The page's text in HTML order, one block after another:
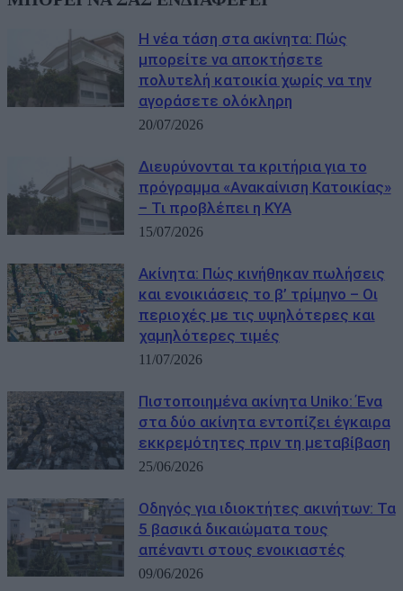
Η νέα τάση στα ακίνητα: Πώς
μπορείτε να αποκτήσετε
πολυτελή κατοικία χωρίς να την
αγοράσετε ολόκληρη
20/07/2026
Διευρύνονται τα κριτήρια για το
πρόγραμμα «Ανακαίνιση Κατοικίας»
– Τι προβλέπει η ΚΥΑ
15/07/2026
Ακίνητα: Πώς κινήθηκαν πωλήσεις
και ενοικιάσεις το β’ τρίμηνο – Οι
περιοχές με τις υψηλότερες και
χαμηλότερες τιμές
11/07/2026
Πιστοποιημένα ακίνητα Uniko: Ένα
στα δύο ακίνητα εντοπίζει έγκαιρα
εκκρεμότητες πριν τη μεταβίβαση
25/06/2026
Οδηγός για ιδιοκτήτες ακινήτων: Τα
5 βασικά δικαιώματα τους
απέναντι στους ενοικιαστές
09/06/2026